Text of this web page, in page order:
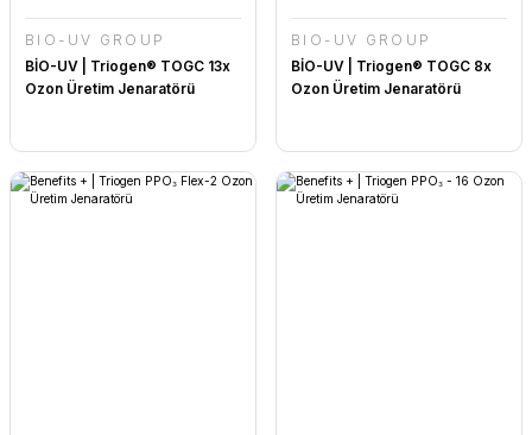
BİO-UV GROUP
BİO-UV | Triogen® TOGC 13x
Ozon Üretim Jenaratörü
BİO-UV GROUP
BİO-UV | Triogen® TOGC 8x
Ozon Üretim Jenaratörü